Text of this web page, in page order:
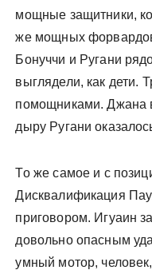
мощные защитники,
же мощных
Бонуччи и Ругани
выглядели, как дети.
помощниками. Джана
дыру Ругани
То же самое и с
Дисквалификация
приговором. Игуаин
довольно опасным
умный мотор,